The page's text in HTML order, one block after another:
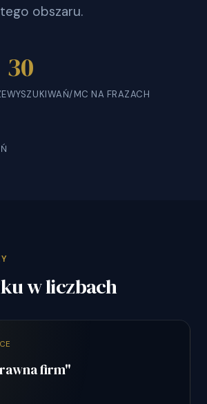
obszaru.
30
WYSZUKIWAŃ/MC NA FRAZACH
w liczbach
firm"